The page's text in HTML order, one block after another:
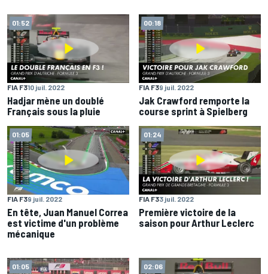
01:52
FIA F310 juil. 2022
Hadjar mène un doublé
Français sous la pluie
00:18
FIA F39 juil. 2022
Jak Crawford remporte la
course sprint à Spielberg
01:05
FIA F39 juil. 2022
En tête, Juan Manuel Correa
est victime d'un problème
mécanique
01:24
FIA F33 juil. 2022
Première victoire de la
saison pour Arthur Leclerc
01:05 02:06